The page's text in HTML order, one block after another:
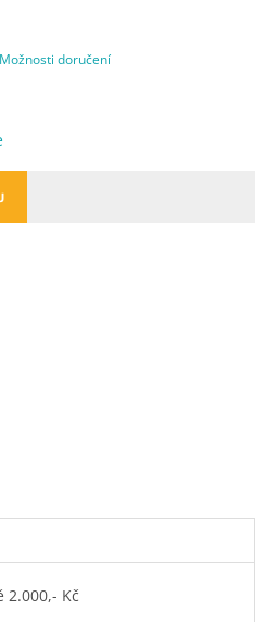
Možnosti doručení
2.000,- Kč